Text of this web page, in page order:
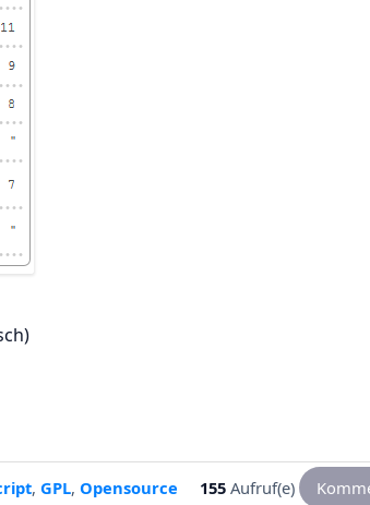
, GPL, Opensource 155 Aufruf(e)